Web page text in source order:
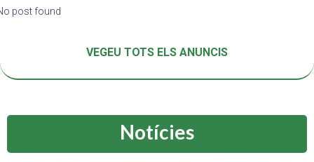
post found
VEGEU TOTS ELS ANUNCIS
Notícies